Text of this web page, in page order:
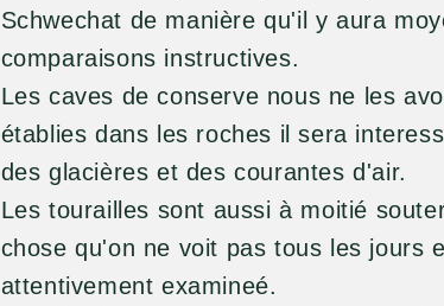
Schwechat de manière qu'il y aura
comparaisons instructives.
Les caves de conserve nous ne les
établies dans les roches il sera
des glacières et des courantes d'air.
Les tourailles sont aussi à moitié
chose qu'on ne voit pas tous les jours
attentivement examineé.